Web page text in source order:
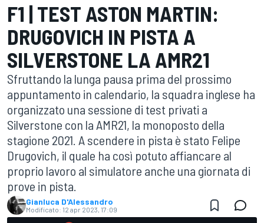
F1 | TEST ASTON MARTIN:
DRUGOVICH IN PISTA A
SILVERSTONE LA AMR21
Sfruttando la lunga pausa prima del prossimo
appuntamento in calendario, la squadra inglese ha
organizzato una sessione di test privati a
Silverstone con la AMR21, la monoposto della
stagione 2021. A scendere in pista è stato Felipe
Drugovich, il quale ha così potuto affiancare al
proprio lavoro al simulatore anche una giornata di
prove in pista.
Gianluca D'Alessandro
Modificato: 12 apr 2023, 17:09